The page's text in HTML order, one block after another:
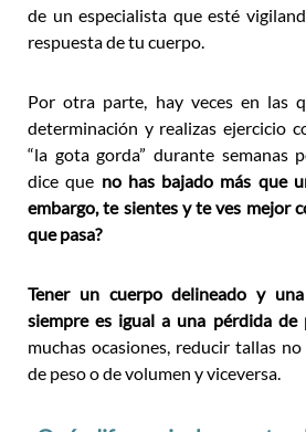
de un especialista que esté
respuesta de tu cuerpo.
Por otra parte, hay veces en las
determinación y realizas ejercicio
“la gota gorda” durante semanas
dice que no has bajado más que
embargo, te sientes y te ves mejor
que pasa?
Tener un cuerpo delineado y
siempre es igual a una pérdida de
muchas ocasiones, reducir tallas
de peso o de volumen y viceversa.